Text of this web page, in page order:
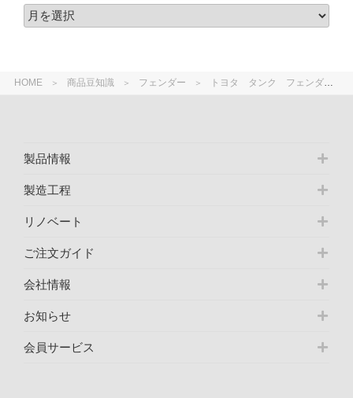
HOME 商品豆知識 フェンダー トヨタ タンク フェンダー Ｍ900Ａ Ｈ28.11 と 兄弟車ルーミーの違い
製品情報
製造工程
リノベート
ご注文ガイド
会社情報
お知らせ
会員サービス